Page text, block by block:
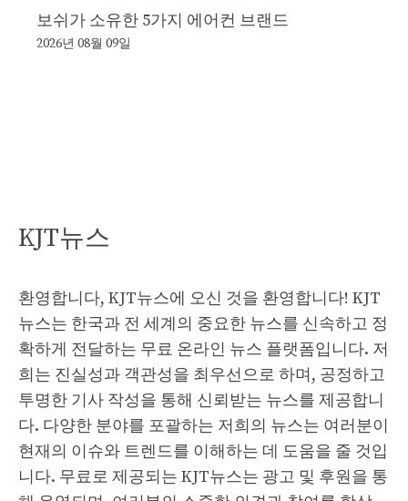
보쉬가 소유한 5가지 에어컨 브랜드
2026년 08월 09일
KJT뉴스
환영합니다, KJT뉴스에 오신 것을 환영합니다! KJT
뉴스는 한국과 전 세계의 중요한 뉴스를 신속하고 정
확하게 전달하는 무료 온라인 뉴스 플랫폼입니다. 저
희는 진실성과 객관성을 최우선으로 하며, 공정하고
투명한 기사 작성을 통해 신뢰받는 뉴스를 제공합니
다. 다양한 분야를 포괄하는 저희의 뉴스는 여러분이
현재의 이슈와 트렌드를 이해하는 데 도움을 줄 것입
니다. 무료로 제공되는 KJT뉴스는 광고 및 후원을 통